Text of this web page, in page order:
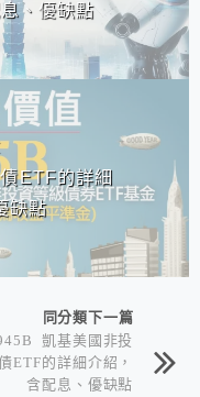
、優缺點
ETF的詳細
缺點
同分類下一篇
凱基美國非投
ETF的詳細介紹，
含配息、優缺點